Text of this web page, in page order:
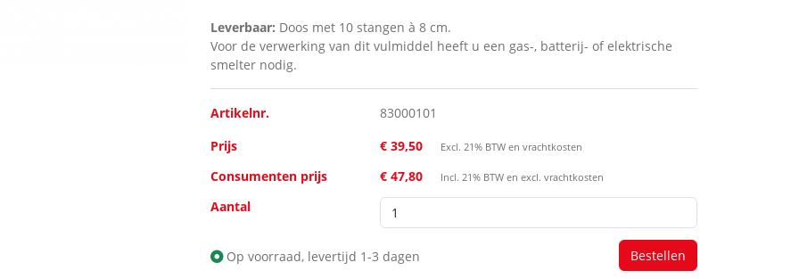
Leverbaar: Doos met 10 stangen à 8 cm.
Voor de verwerking van dit vulmiddel heeft u een gas-, batterij- of elektrische
smelter nodig.
Artikelnr.
83000101
Prijs
€ 39,50 Excl. 21% BTW en vrachtkosten
Consumenten prijs € 47,80 Incl. 21% BTW en excl. vrachtkosten
Aantal
Op voorraad, levertijd 1-3 dagen